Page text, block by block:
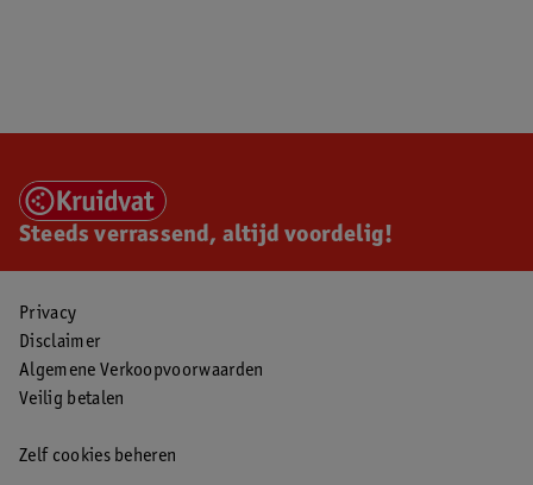
Steeds verrassend, altijd voordelig!
Privacy
Disclaimer
Algemene Verkoopvoorwaarden
Veilig betalen
Zelf cookies beheren